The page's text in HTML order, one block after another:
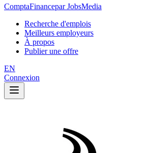
ComptaFinancepar JobsMedia
Recherche d'emplois
Meilleurs employeurs
À propos
Publier une offre
EN
Connexion